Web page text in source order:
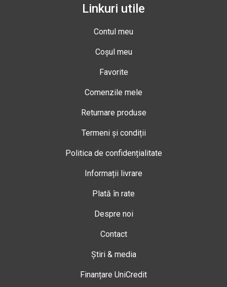
Linkuri utile
Contul meu
Coșul meu
Favorite
Comenzile mele
Returnare produse
Termeni și condiții
Politica de confidențialitate
Informații livrare
Plată în rate
Despre noi
Contact
Știri & media
Finanțare UniCredit